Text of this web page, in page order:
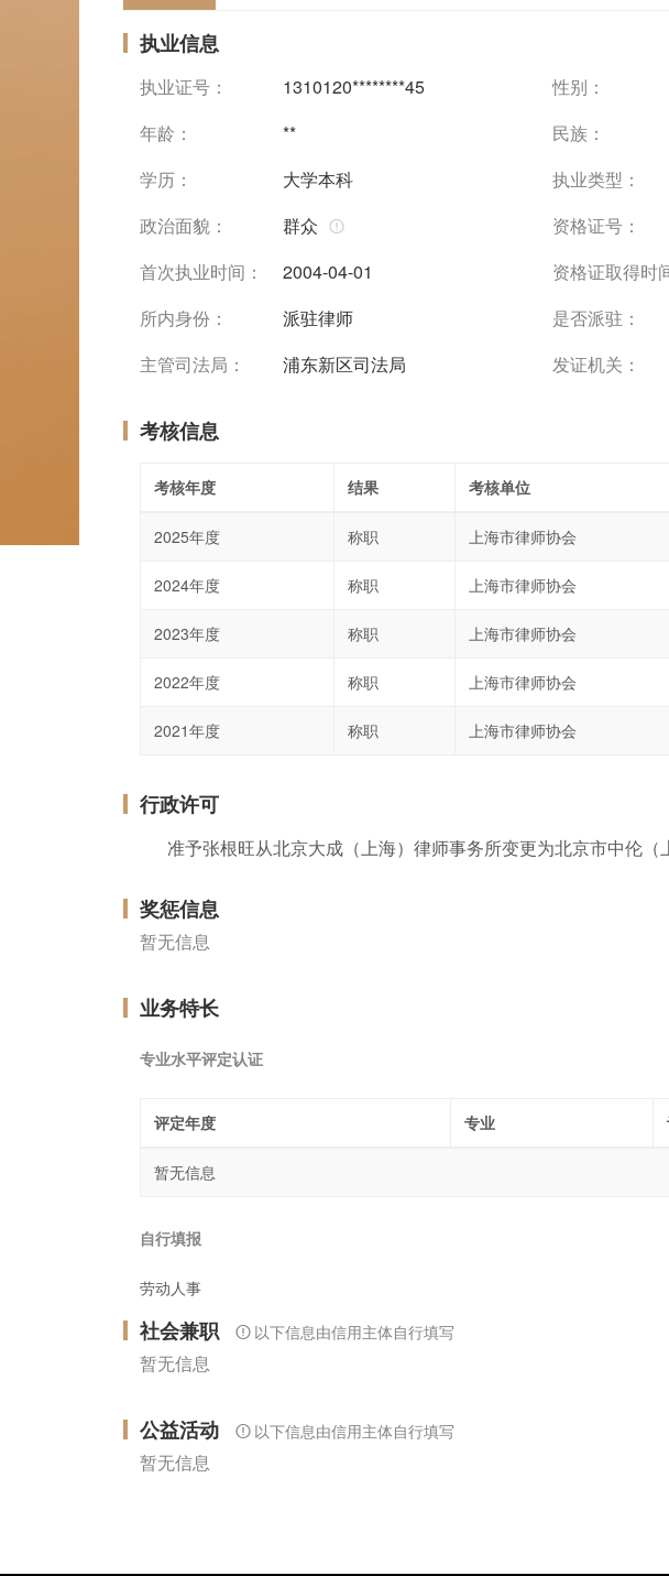
执业信息
执业证号： 1310120********45 性别：
年龄：
** 民族：
学历：
大学本科 执业类型：
政治面貌：
群众 资格证号：
首次执业时间：
2004-04-01 资格证取得时
所内身份：
派驻律师 是否派驻：
主管司法局：
浦东新区司法局 发证机关：
考核信息
考核年度 结果 考核单位
2025年度 称职 上海市律师协会
2024年度 称职 上海市律师协会
2023年度 称职 上海市律师协会
2022年度 称职 上海市律师协会
2021年度 称职 上海市律师协会
行政许可
准予张根旺从北京大成（上海）律师事务所变更为北京市中伦
奖惩信息
暂无信息
业务特长
专业水平评定认证
评定年度 专业
暂无信息
自行填报
劳动人事
社会兼职 以下信息由信用主体自行填写
暂无信息
公益活动 以下信息由信用主体自行填写
暂无信息